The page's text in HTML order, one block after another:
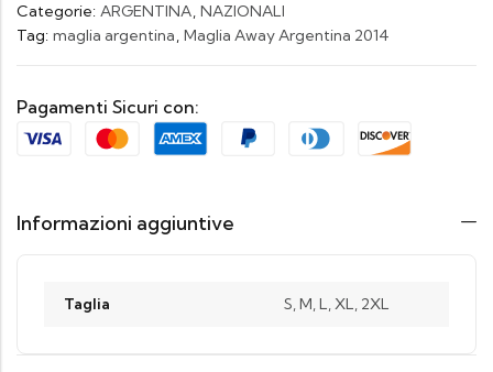
Categorie: ARGENTINA, NAZIONALI
Tag: maglia argentina, Maglia Away Argentina 2014
Pagamenti Sicuri con:
Informazioni aggiuntive
Taglia S, M, L, XL, 2XL